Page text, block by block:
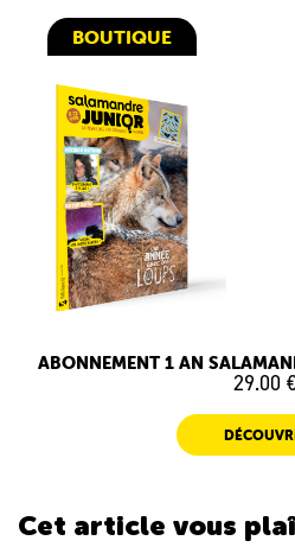
BOUTIQUE
ABONNEMENT 1 AN
29.00
Cet article vous